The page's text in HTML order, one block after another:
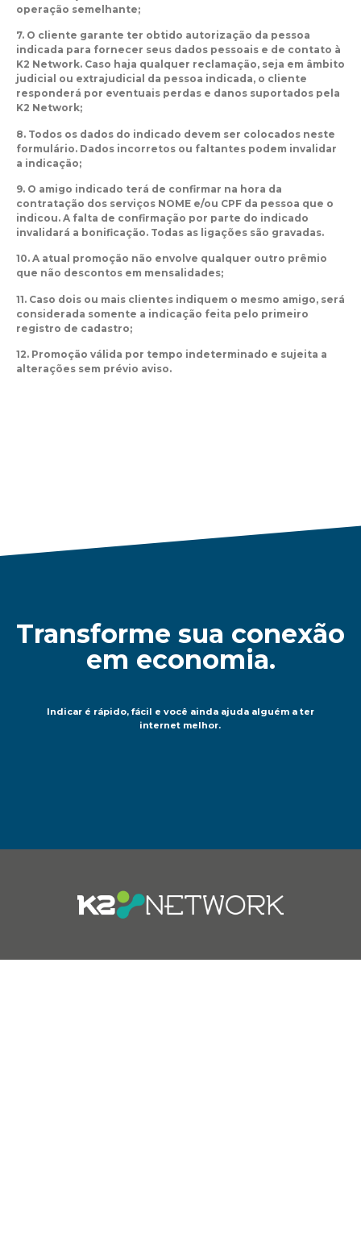
operação semelhante;
7. O cliente garante ter obtido autorização da pessoa
indicada para fornecer seus dados pessoais e de contato à
K2 Network. Caso haja qualquer reclamação, seja em âmbito
judicial ou extrajudicial da pessoa indicada, o cliente
responderá por eventuais perdas e danos suportados pela
K2 Network;
8. Todos os dados do indicado devem ser colocados neste
formulário. Dados incorretos ou faltantes podem invalidar
a indicação;
9. O amigo indicado terá de confirmar na hora da
contratação dos serviços NOME e/ou CPF da pessoa que o
indicou. A falta de confirmação por parte do indicado
invalidará a bonificação. Todas as ligações são gravadas.
10. A atual promoção não envolve qualquer outro prêmio
que não descontos em mensalidades;
11. Caso dois ou mais clientes indiquem o mesmo amigo, será
considerada somente a indicação feita pelo primeiro
registro de cadastro;
12. Promoção válida por tempo indeterminado e sujeita a
alterações sem prévio aviso.
Transforme sua conexão
em economia.
Indicar é rápido, fácil e você ainda ajuda alguém a ter
internet melhor.